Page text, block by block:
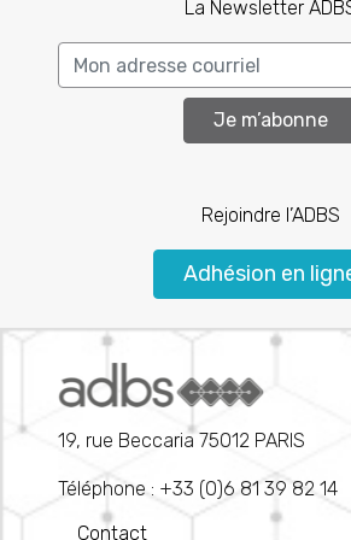
La Newsletter
Je m’abonne
Rejoindre l’ADBS
Adhésion en
19, rue Beccaria 75012 PARIS
Téléphone : +33 (0)6 81 39 82 14
Contact